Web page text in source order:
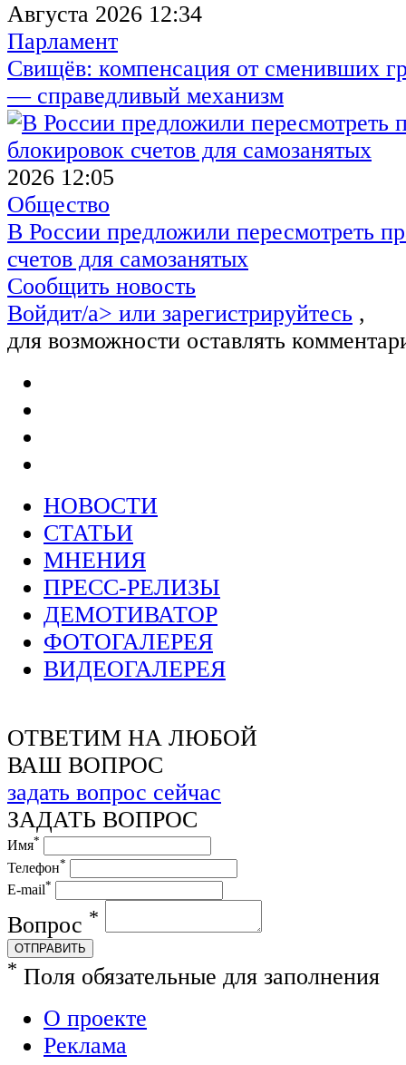
Августа 2026 12:34
Парламент
Свищёв: компенсация от сменивших
— справедливый механизм
2026 12:05
Общество
В России предложили пересмотреть
счетов для самозанятых
Сообщить новость
Войдит/a> или зарегистрируйтесь ,
для возможности оставлять
НОВОСТИ
СТАТЬИ
МНЕНИЯ
ПРЕСС-РЕЛИЗЫ
ДЕМОТИВАТОР
ФОТОГАЛЕРЕЯ
ВИДЕОГАЛЕРЕЯ
ОТВЕТИМ НА ЛЮБОЙ
ВАШ ВОПРОС
задать вопрос сейчас
ЗАДАТЬ ВОПРОС
Имя*
Телефон*
E-mail*
Вопрос *
ОТПРАВИТЬ
* Поля обязательные для заполнения
О проекте
Реклама